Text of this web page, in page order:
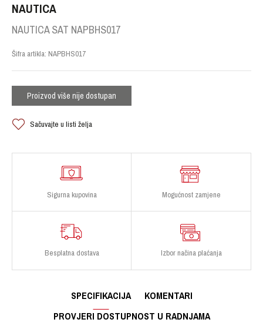
NAUTICA
NAUTICA SAT NAPBHS017
Šifra artikla: NAPBHS017
Proizvod više nije dostupan
Sačuvajte u listi želja
Sigurna kupovina Mogućnost zamjene
Besplatna dostava Izbor načina plaćanja
SPECIFIKACIJA
KOMENTARI
PROVJERI DOSTUPNOST U RADNJAMA